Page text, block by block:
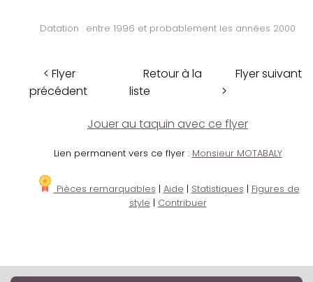
Datation : entre 1996 et probablement les années 2000
< Flyer
précédent
Retour à la
liste
Flyer suivant
>
Jouer au taquin avec ce flyer
Lien permanent vers ce flyer : Monsieur MOTABALY
Pièces remarquables | Aide | Statistiques | Figures de
style | Contribuer